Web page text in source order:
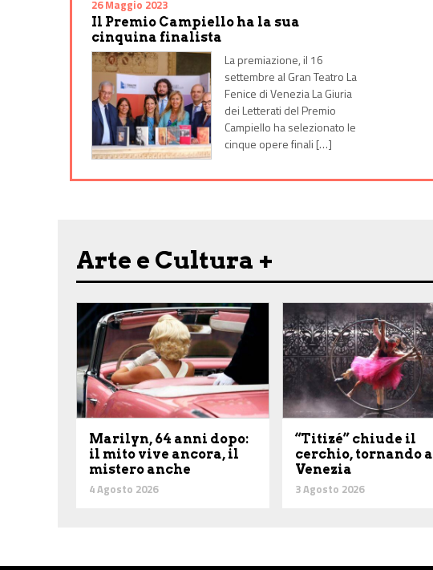
26 Maggio 2023
Il Premio Campiello ha la sua
cinquina finalista
La premiazione, il 16
settembre al Gran Teatro La
Fenice di Venezia La Giuria
dei Letterati del Premio
Campiello ha selezionato le
cinque opere finali […]
Arte e Cultura +
Marilyn, 64 anni dopo:
il mito vive ancora, il
mistero anche
4 Agosto 2026
“Titizé” chiude il
cerchio, tornando a
Venezia
3 Agosto 2026